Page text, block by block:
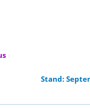
Stand: